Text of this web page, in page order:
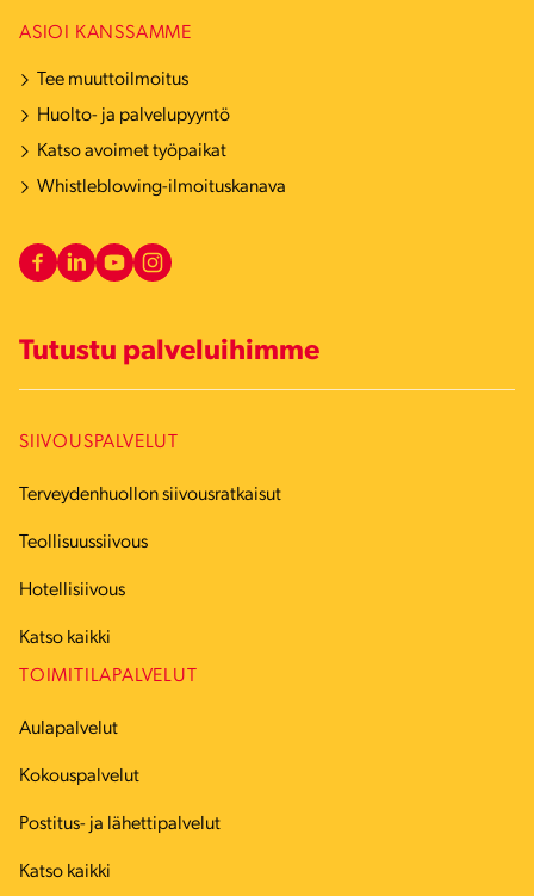
ASIOI KANSSAMME
Tee muuttoilmoitus
Huolto- ja palvelupyyntö
Katso avoimet työpaikat
Whistleblowing-ilmoituskanava
Tutustu palveluihimme
SIIVOUSPALVELUT
Terveydenhuollon siivousratkaisut
Teollisuussiivous
Hotellisiivous
Katso kaikki
TOIMITILAPALVELUT
Aulapalvelut
Kokouspalvelut
Postitus- ja lähettipalvelut
Katso kaikki